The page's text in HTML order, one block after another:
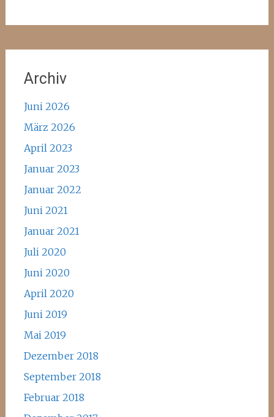
Archiv
Juni 2026
März 2026
April 2023
Januar 2023
Januar 2022
Juni 2021
Januar 2021
Juli 2020
Juni 2020
April 2020
Juni 2019
Mai 2019
Dezember 2018
September 2018
Februar 2018